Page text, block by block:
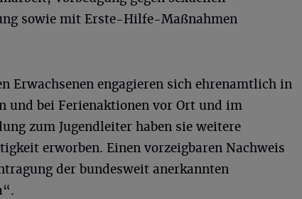
sowie mit Erste-Hilfe-Maßnahmen
Erwachsenen engagieren sich ehrenamtlich in
und bei Ferienaktionen vor Ort und im
zum Jugendleiter haben sie weitere
erworben. Einen vorzeigbaren Nachweis
der bundesweit anerkannten